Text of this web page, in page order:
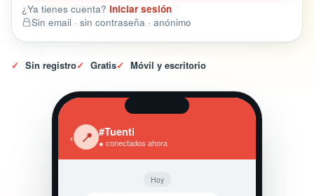
¿Ya tienes cuenta? Iniciar sesión
Sin email · sin contraseña · anónimo
✓ Sin registro✓ Gratis✓ Móvil y escritorio
‹ 📍 #Tuenti
● conectados ahora
Hoy